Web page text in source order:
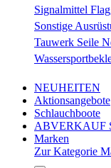
Signalmittel
Sonstige
Tauwerk Seile
NEUHEITEN
Aktionsangebote
Schlauchboote
ABVERKAUF
Marken
Zur Kategorie